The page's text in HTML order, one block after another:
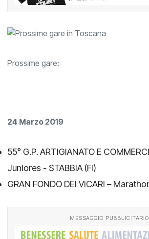
Prossime gare:
24 Marzo 2019
55° G.P. ARTIGIANATO E
Juniores - STABBIA (FI)
GRAN FONDO DEI VICARI –
MESSAGGIO PUBBLICITARIO